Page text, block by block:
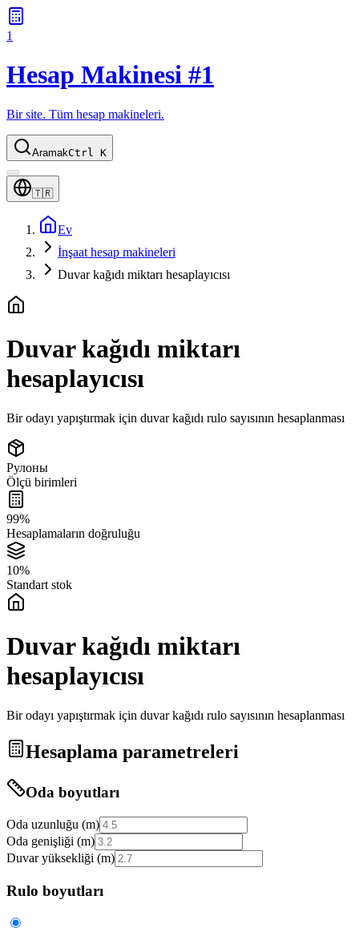
1
Hesap Makinesi #1
Bir site. Tüm hesap makineleri.
AramakCtrl K
🇹🇷
Ev
İnşaat hesap makineleri
Duvar kağıdı miktarı hesaplayıcısı
Duvar kağıdı miktarı
hesaplayıcısı
Bir odayı yapıştırmak için duvar kağıdı rulo sayısının hesaplanması
Рулоны
Ölçü birimleri
99%
Hesaplamaların doğruluğu
10%
Standart stok
Duvar kağıdı miktarı
hesaplayıcısı
Bir odayı yapıştırmak için duvar kağıdı rulo sayısının hesaplanması
Hesaplama parametreleri
Oda boyutları
Oda uzunluğu (m)
Oda genişliği (m)
Duvar yüksekliği (m)
Rulo boyutları